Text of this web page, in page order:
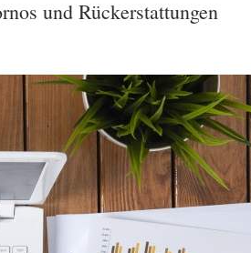
und Rückerstattungen